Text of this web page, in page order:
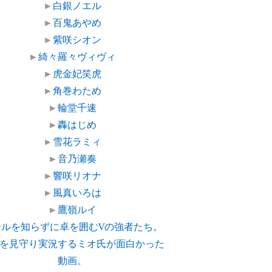
► 白銀ノエル
►百鬼あやめ
►紫咲シオン
►綺々羅々ヴィヴィ
► 虎金妃笑虎
►角巻わため
►輪堂千速
►轟はじめ
► 雪花ラミィ
►音乃瀬奏
►響咲リオナ
► 風真いろは
► 鷹嶺ルイ
を知らずに卓を囲むVの強者たち。
見守り実況するミオ氏が面白かった
動画。